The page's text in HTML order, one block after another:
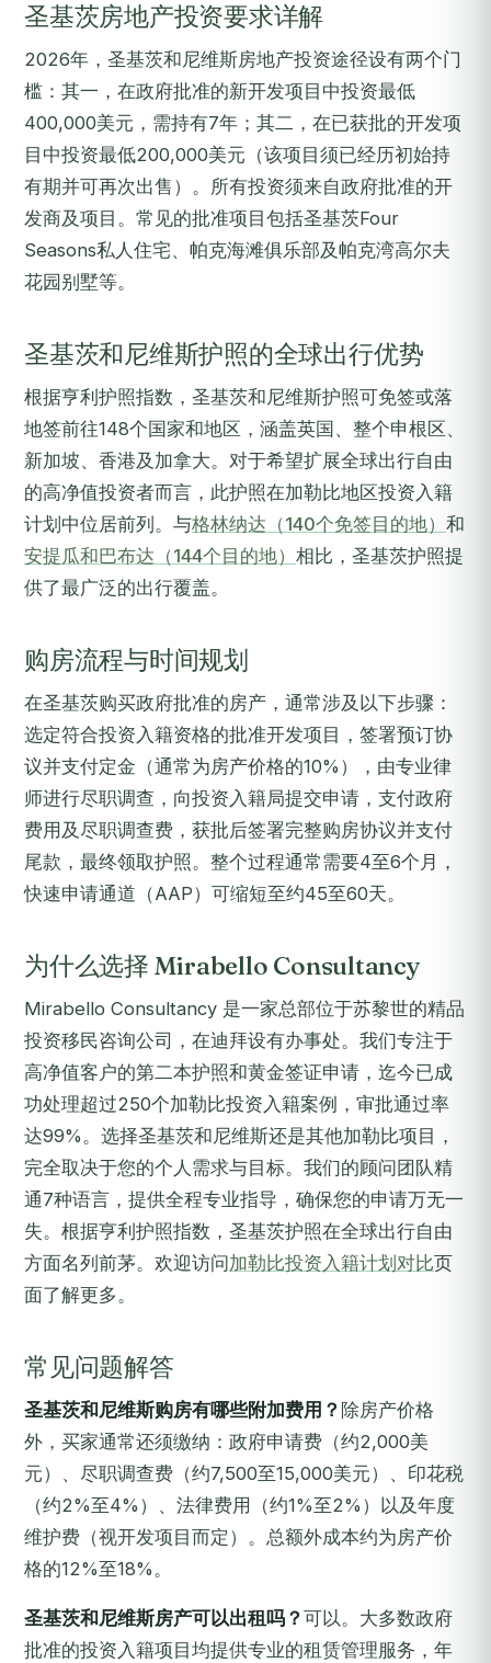
圣基茨房地产投资要求详解
2026年，圣基茨和尼维斯房地产投资途径设有两个门
槛：其一，在政府批准的新开发项目中投资最低
400,000美元，需持有7年；其二，在已获批的开发项
目中投资最低200,000美元（该项目须已经历初始持
有期并可再次出售）。所有投资须来自政府批准的开
发商及项目。常见的批准项目包括圣基茨Four
Seasons私人住宅、帕克海滩俱乐部及帕克湾高尔夫
花园别墅等。
圣基茨和尼维斯护照的全球出行优势
根据亨利护照指数，圣基茨和尼维斯护照可免签或落
地签前往148个国家和地区，涵盖英国、整个申根区、
新加坡、香港及加拿大。对于希望扩展全球出行自由
的高净值投资者而言，此护照在加勒比地区投资入籍
计划中位居前列。与格林纳达（140个免签目的地） 和
安提瓜和巴布达（144个目的地） 相比，圣基茨护照提
供了最广泛的出行覆盖。
购房流程与时间规划
在圣基茨购买政府批准的房产，通常涉及以下步骤：
选定符合投资入籍资格的批准开发项目，签署预订协
议并支付定金（通常为房产价格的10%），由专业律
师进行尽职调查，向投资入籍局提交申请，支付政府
费用及尽职调查费，获批后签署完整购房协议并支付
尾款，最终领取护照。整个过程通常需要4至6个月，
快速申请通道（AAP）可缩短至约45至60天。
为什么选择 Mirabello Consultancy
Mirabello Consultancy 是一家总部位于苏黎世的精品
投资移民咨询公司，在迪拜设有办事处。我们专注于
高净值客户的第二本护照和黄金签证申请，迄今已成
功处理超过250个加勒比投资入籍案例，审批通过率
达99%。选择圣基茨和尼维斯还是其他加勒比项目，
完全取决于您的个人需求与目标。我们的顾问团队精
通7种语言，提供全程专业指导，确保您的申请万无一
失。根据亨利护照指数，圣基茨护照在全球出行自由
方面名列前茅。欢迎访问加勒比投资入籍计划对比页
面了解更多。
常见问题解答
圣基茨和尼维斯购房有哪些附加费用？ 除房产价格
外，买家通常还须缴纳：政府申请费（约2,000美
元）、尽职调查费（约7,500至15,000美元）、印花税
（约2%至4%）、法律费用（约1%至2%）以及年度
维护费（视开发项目而定）。总额外成本约为房产价
格的12%至18%。
圣基茨和尼维斯房产可以出租吗？ 可以。大多数政府
批准的投资入籍项目均提供专业的租赁管理服务，年